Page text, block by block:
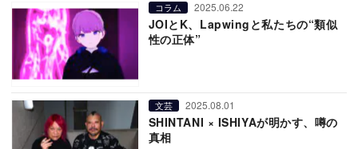
コラム 2025.06.22
JOIとK、Lapwingと私たちの“類似
性の正体”
文芸 2025.08.01
SHINTANI × ISHIYAが明かす、噂の
真相